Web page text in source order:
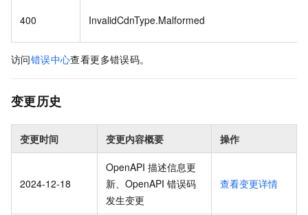
400 InvalidCdnType.Malformed
访问错误中心查看更多错误码。
变更历史
变更时间 变更内容概要 操作
2024-12-18
OpenAPI 描述信息更
新、OpenAPI 错误码
发生变更
查看变更详情